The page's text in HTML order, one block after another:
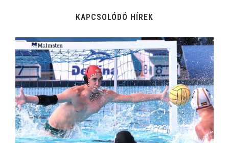
KAPCSOLÓDÓ HÍREK